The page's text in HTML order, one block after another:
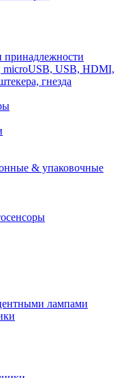
microUSB, USB, HDMI,
гнезда
& упаковочные
лампами